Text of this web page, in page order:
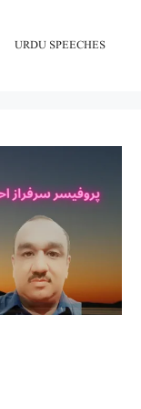
URDU SPEECHES